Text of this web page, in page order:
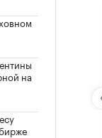
на